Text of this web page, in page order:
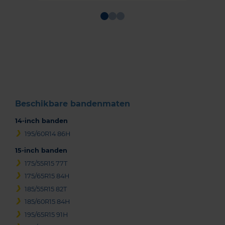
Beschikbare bandenmaten
14-inch banden
195/60R14 86H
15-inch banden
175/55R15 77T
175/65R15 84H
185/55R15 82T
185/60R15 84H
195/65R15 91H